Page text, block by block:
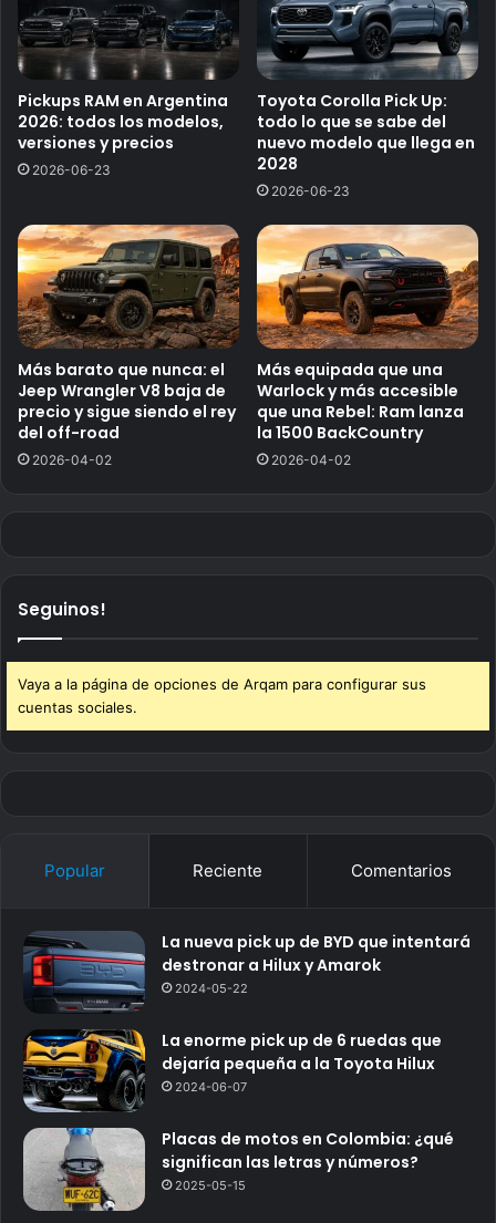
Pickups RAM en Argentina
2026: todos los modelos,
versiones y precios
2026-06-23
Toyota Corolla Pick Up:
todo lo que se sabe del
nuevo modelo que llega en
2028
2026-06-23
Más barato que nunca: el
Jeep Wrangler V8 baja de
precio y sigue siendo el rey
del off-road
2026-04-02
Más equipada que una
Warlock y más accesible
que una Rebel: Ram lanza
la 1500 BackCountry
2026-04-02
Seguinos!
Vaya a la página de opciones de Arqam para configurar sus
cuentas sociales.
Popular Reciente Comentarios
La nueva pick up de BYD que intentará
destronar a Hilux y Amarok
2024-05-22
La enorme pick up de 6 ruedas que
dejaría pequeña a la Toyota Hilux
2024-06-07
Placas de motos en Colombia: ¿qué
significan las letras y números?
2025-05-15